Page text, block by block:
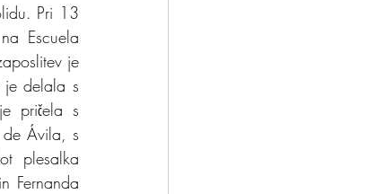
Pri 13
Escuela
je
je delala s
pričela s
de Ávila, s
plesalka
Fernanda